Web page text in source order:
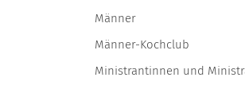
Männer
Männer-Kochclub
Ministrantinnen und